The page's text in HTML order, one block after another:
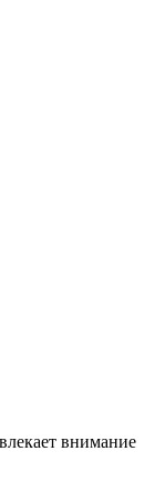
внимание